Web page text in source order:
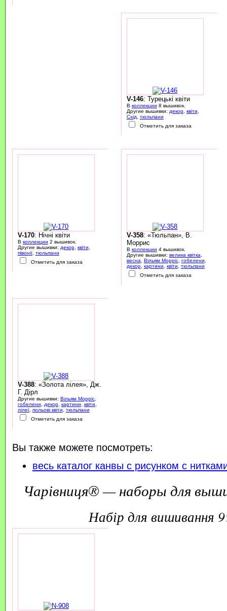
V-146: Турецькі квіти
В коллекции 8 вышивок.
Другие вышивки: декор, квіти,
Схід, тюльпани
Отметить для заказа
V-170: Нічні квіти
В коллекции 2 вышивок.
Другие вышивки: декор, квіти,
півонії, тюльпани
Отметить для заказа
V-358: «Тюльпан», В.
Моррис
В коллекции 4 вышивок.
Другие вышивки: велика квітка,
весна, Вільям Морріс, гобелени,
декор, картини, квіти, тюльпани
Отметить для заказа
V-388: «Золота лілея», Дж.
Г. Дірл
Другие вышивки: Вільям Морріс,
гобелени, декор, картини, квіти,
лілеї, польові квіти, тюльпани
Отметить для заказа
Вы также можете посмотреть:
весь каталог канвы с рисунком с
Чарівниця® — наборы для
набір для вишивання